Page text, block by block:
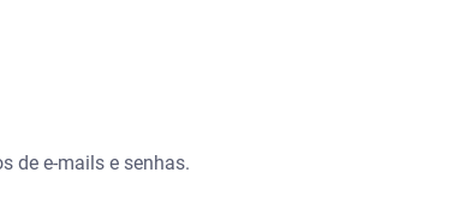
de e-mails e senhas.